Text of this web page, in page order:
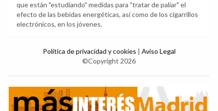
que están "estudiando" medidas para "tratar de paliar" el
efecto de las bebidas energéticas, así como de los cigarrillos
electrónicos, en los jóvenes.
Política de privacidad y cookies | Aviso Legal
©Copyright 2026